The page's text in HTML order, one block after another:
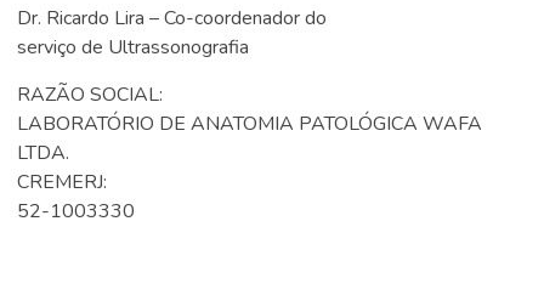
Dr. Ricardo Lira – Co-coordenador do
serviço de Ultrassonografia
RAZÃO SOCIAL:
LABORATÓRIO DE ANATOMIA PATOLÓGICA WAFA
LTDA.
CREMERJ:
52-1003330